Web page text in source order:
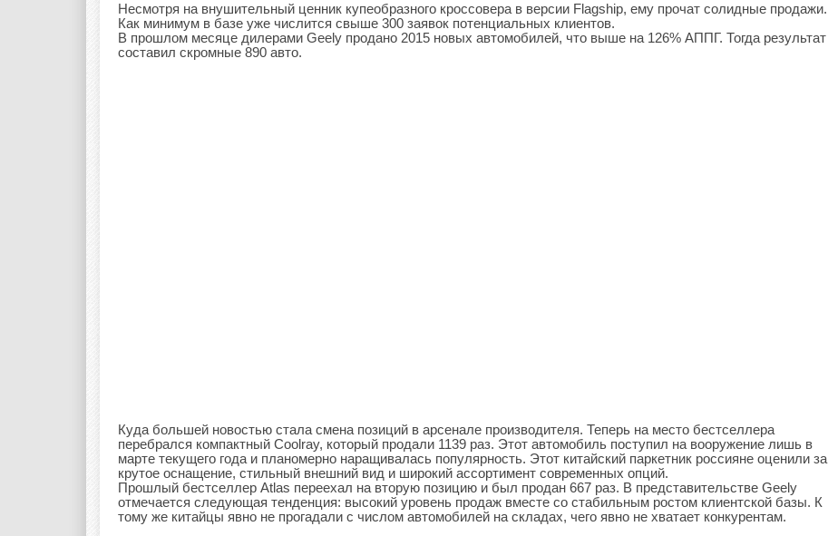
Несмотря на внушительный ценник купеобразного кроссовера в версии Flagship, ему прочат солидные продажи.
Как минимум в базе уже числится свыше 300 заявок потенциальных клиентов.
В прошлом месяце дилерами Geely продано 2015 новых автомобилей, что выше на 126% АППГ. Тогда результат
составил скромные 890 авто.
Куда большей новостью стала смена позиций в арсенале производителя. Теперь на место бестселлера
перебрался компактный Coolray, который продали 1139 раз. Этот автомобиль поступил на вооружение лишь в
марте текущего года и планомерно наращивалась популярность. Этот китайский паркетник россияне оценили за
крутое оснащение, стильный внешний вид и широкий ассортимент современных опций.
Прошлый бестселлер Atlas переехал на вторую позицию и был продан 667 раз. В представительстве Geely
отмечается следующая тенденция: высокий уровень продаж вместе со стабильным ростом клиентской базы. К
тому же китайцы явно не прогадали с числом автомобилей на складах, чего явно не хватает конкурентам.